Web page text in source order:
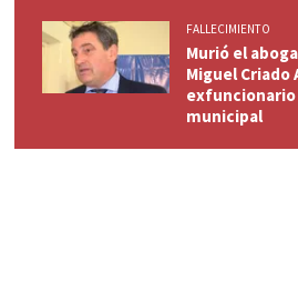
FALLECIMIENTO
Murió el
Miguel Criado
exfuncionario
municipal